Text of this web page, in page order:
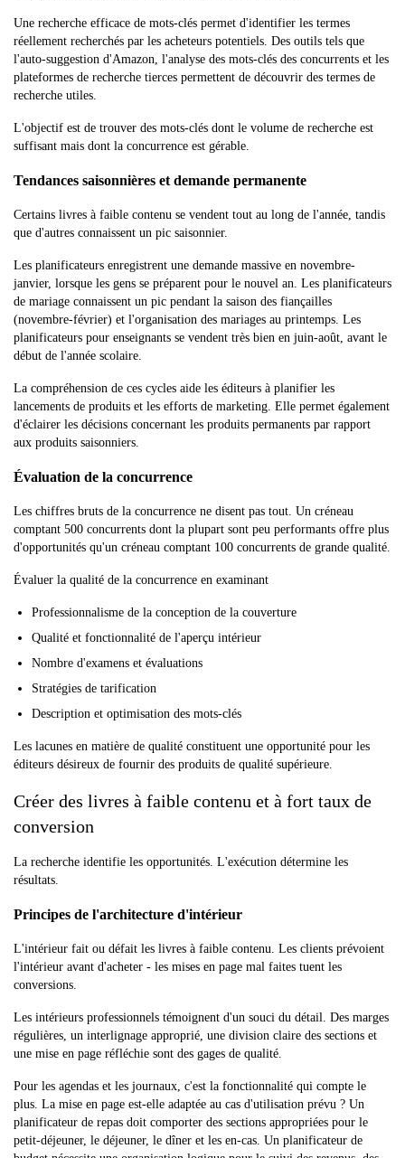
Une recherche efficace de mots-clés permet d'identifier les termes
réellement recherchés par les acheteurs potentiels. Des outils tels que
l'auto-suggestion d'Amazon, l'analyse des mots-clés des concurrents et les
plateformes de recherche tierces permettent de découvrir des termes de
recherche utiles.
L'objectif est de trouver des mots-clés dont le volume de recherche est
suffisant mais dont la concurrence est gérable.
Tendances saisonnières et demande permanente
Certains livres à faible contenu se vendent tout au long de l'année, tandis
que d'autres connaissent un pic saisonnier.
Les planificateurs enregistrent une demande massive en novembre-
janvier, lorsque les gens se préparent pour le nouvel an. Les planificateurs
de mariage connaissent un pic pendant la saison des fiançailles
(novembre-février) et l'organisation des mariages au printemps. Les
planificateurs pour enseignants se vendent très bien en juin-août, avant le
début de l'année scolaire.
La compréhension de ces cycles aide les éditeurs à planifier les
lancements de produits et les efforts de marketing. Elle permet également
d'éclairer les décisions concernant les produits permanents par rapport
aux produits saisonniers.
Évaluation de la concurrence
Les chiffres bruts de la concurrence ne disent pas tout. Un créneau
comptant 500 concurrents dont la plupart sont peu performants offre plus
d'opportunités qu'un créneau comptant 100 concurrents de grande qualité.
Évaluer la qualité de la concurrence en examinant
Professionnalisme de la conception de la couverture
Qualité et fonctionnalité de l'aperçu intérieur
Nombre d'examens et évaluations
Stratégies de tarification
Description et optimisation des mots-clés
Les lacunes en matière de qualité constituent une opportunité pour les
éditeurs désireux de fournir des produits de qualité supérieure.
Créer des livres à faible contenu et à fort taux de
conversion
La recherche identifie les opportunités. L'exécution détermine les
résultats.
Principes de l'architecture d'intérieur
L'intérieur fait ou défait les livres à faible contenu. Les clients prévoient
l'intérieur avant d'acheter - les mises en page mal faites tuent les
conversions.
Les intérieurs professionnels témoignent d'un souci du détail. Des marges
régulières, un interlignage approprié, une division claire des sections et
une mise en page réfléchie sont des gages de qualité.
Pour les agendas et les journaux, c'est la fonctionnalité qui compte le
plus. La mise en page est-elle adaptée au cas d'utilisation prévu ? Un
planificateur de repas doit comporter des sections appropriées pour le
petit-déjeuner, le déjeuner, le dîner et les en-cas. Un planificateur de